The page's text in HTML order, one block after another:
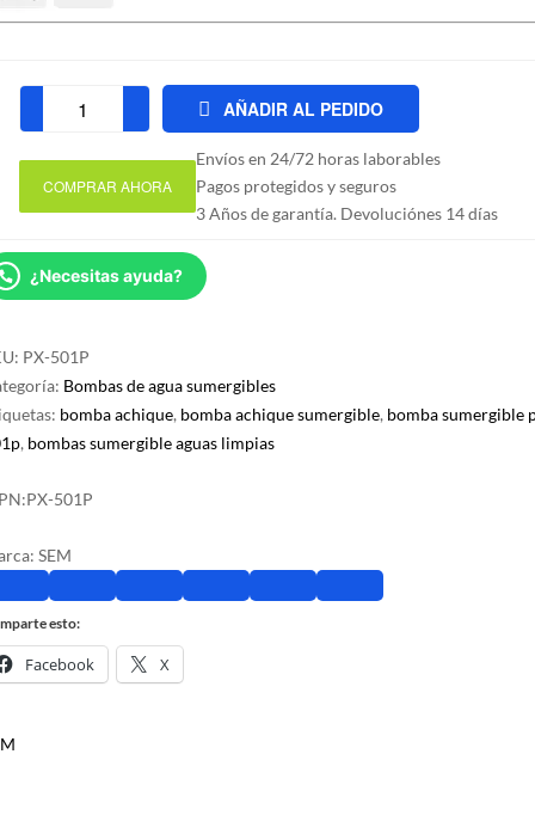
Bomba
sumergible
PX-
cantidad
AÑADIR AL PEDIDO
COMPRAR AHORA
Envíos en 24/72 horas laborables
Pagos protegidos y seguros
3 Años de garantía. Devoluciónes 14 días
¿Necesitas ayuda?
PX-501P
Bombas de agua sumergibles
bomba achique, bomba achique sumergible, bomba sumergible
, bombas sumergible aguas limpias
PX-501P
SEM
esto:
Facebook X